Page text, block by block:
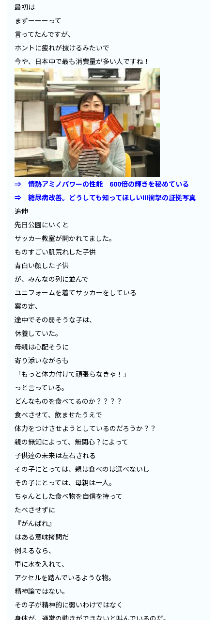
最初は
まずーーーって
言ってたんですが、
ホントに疲れが抜けるみたいで
今や、日本中で最も消費量が多い人ですね！
⇒ 情熱アミノパワーの性能 600倍の輝きを秘めている
⇒ 糖尿病改善。どうしても知ってほしい!!!衝撃の証拠写真
追伸
先日公園にいくと
サッカー教室が開かれてました。
ものすごい肌荒れした子供
青白い顔した子供
が、みんなの列に並んで
ユニフォームを着てサッカーをしている
案の定、
途中でその弱そうな子は、
休養していた。
母親は心配そうに
寄り添いながらも
「もっと体力付けて頑張らなきゃ！」
っと言っている。
どんなものを食べてるのか？？？？
食べさせて、飲ませたうえで
体力をつけさせようとしているのだろうか？？
親の無知によって、無関心？によって
子供達の未来は左右される
その子にとっては、親は食べのは選べないし
その子にとっては、母親は一人。
ちゃんとした食べ物を自信を持って
たべさせずに
『がんばれ』
はある意味拷問だ
例えるなら、
車に水を入れて、
アクセルを踏んでいるような物。
精神論ではない。
その子が精神的に弱いわけではなく